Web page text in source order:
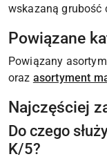
wskazaną grubość
Powiązane
Powiązany
oraz asortyment
Najczęściej
Do czego
K/5?